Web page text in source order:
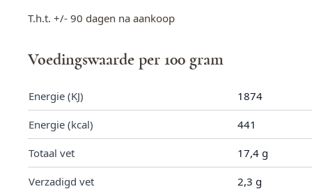
T.h.t. +/- 90 dagen na aankoop
Voedingswaarde per 100 gram
Energie (KJ) 1874
Energie (kcal) 441
Totaal vet 17,4 g
Verzadigd vet 2,3 g